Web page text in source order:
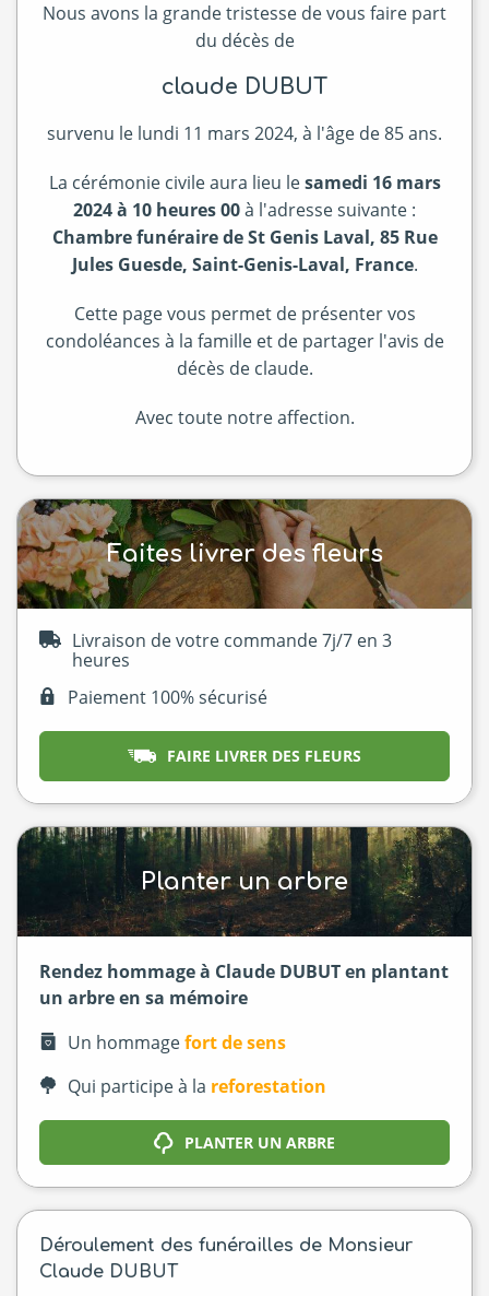
Nous avons la grande tristesse de vous faire part
du décès de
claude DUBUT
survenu le lundi 11 mars 2024, à l'âge de 85 ans.
La cérémonie civile aura lieu lesamedi 16 mars
2024 à 10 heures 00à l'adresse suivante :
Chambre funéraire de St Genis Laval, 85 Rue
Jules Guesde, Saint-Genis-Laval, France.
Cette page vous permet de présenter vos
condoléances à la famille et de partager l'avis de
décès de claude.
Avec toute notre affection.
Faites livrer des fleurs
Livraison de votre commande 7j/7 en 3
heures
Paiement 100% sécurisé
FAIRE LIVRER DES FLEURS
Planter un arbre
Rendez hommage à Claude DUBUT en plantant
un arbre en sa mémoire
Un hommagefort de sens
Qui participe à la reforestation
PLANTER UN ARBRE
Déroulement des funérailles de Monsieur
Claude DUBUT